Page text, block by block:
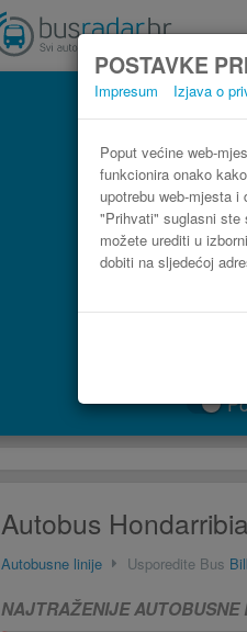
POSTAVKE
Impresum Izjava o
Poput većine web-
funkcionira onako
upotrebu web-mjesta
"Prihvati" suglasni ste
možete urediti u
dobiti na sljedećoj
Autobus
Autobusne linije Usporedite Bus
NAJTRAŽENIJE